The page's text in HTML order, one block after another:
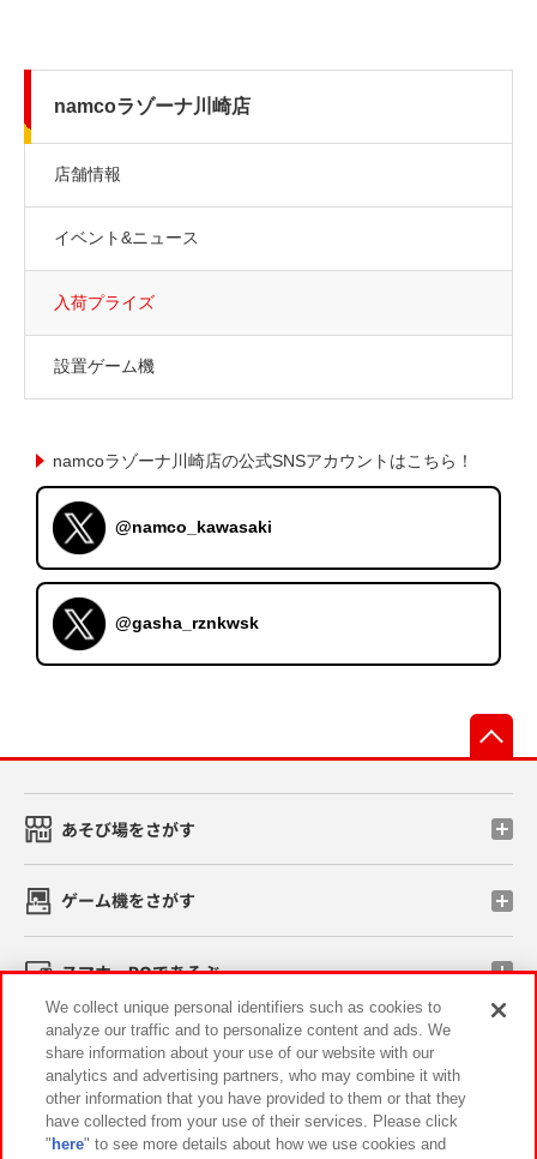
namcoラゾーナ川崎店
店舗情報
イベント&ニュース
入荷プライズ
設置ゲーム機
namcoラゾーナ川崎店の公式SNSアカウントはこちら！
@namco_kawasaki
@gasha_rznkwsk
あそび場をさがす
ゲーム機をさがす
スマホ・PCであそぶ
イベント・キャンペーン
We collect unique personal identifiers such as cookies to
analyze our traffic and to personalize content and ads. We
share information about your use of our website with our
analytics and advertising partners, who may combine it with
other information that you have provided to them or that they
have collected from your use of their services. Please click
" here" to see more details about how we use cookies and